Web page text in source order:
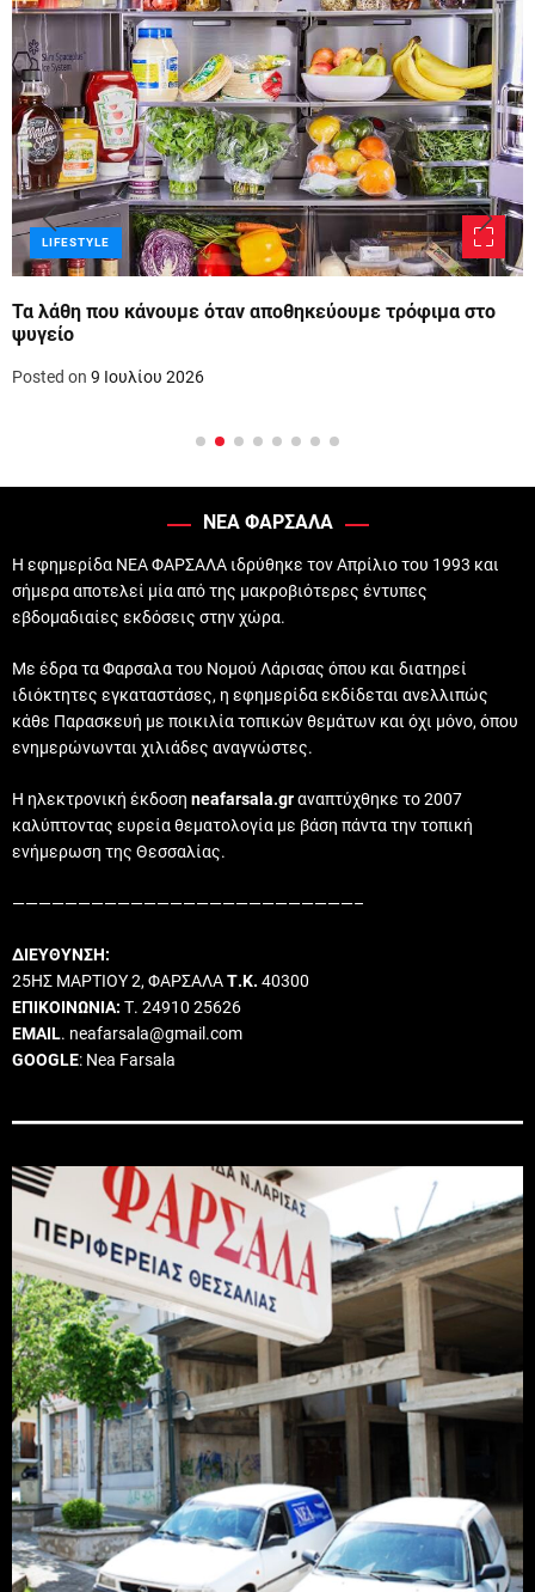
LIFESTYLE
Τα λάθη που κάνουμε όταν αποθηκεύουμε τρόφιμα στο
ψυγείο
Posted on 9 Ιουλίου 2026
ΝΕΑ ΦΑΡΣΑΛΑ
Η εφημερίδα ΝΕΑ ΦΑΡΣΑΛΑ ιδρύθηκε τον Απρίλιο του 1993 και
σήμερα αποτελεί μία από της μακροβιότερες έντυπες
εβδομαδιαίες εκδόσεις στην χώρα.
Με έδρα τα Φαρσαλα του Νομού Λάρισας όπου και διατηρεί
ιδιόκτητες εγκαταστάσες, η εφημερίδα εκδίδεται ανελλιπώς
κάθε Παρασκευή με ποικιλία τοπικών θεμάτων και όχι μόνο, όπου
ενημερώνωνται χιλιάδες αναγνώστες.
Η ηλεκτρονική έκδοση neafarsala.grαναπτύχθηκε το 2007
καλύπτοντας ευρεία θεματολογία με βάση πάντα την τοπική
ενήμερωση της Θεσσαλίας.
——————————————————————————–
ΔΙΕΥΘΥΝΣΗ:
25ΗΣ ΜΑΡΤΙΟΥ 2, ΦΑΡΣΑΛΑΤ.Κ. 40300
ΕΠΙΚΟΙΝΩΝΙΑ: Τ. 24910 25626
EMAIL. neafarsala@gmail.com
GOOGLE: Nea Farsala